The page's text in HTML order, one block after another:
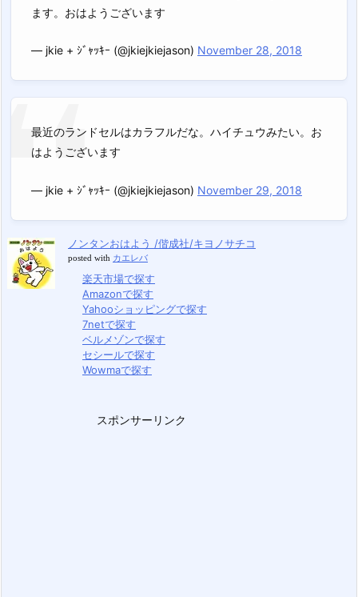
ます。おはようございます
— jkie + ｼﾞｬｯｷｰ (@jkiejkiejason) November 28, 2018
最近のランドセルはカラフルだな。ハイチュウみたい。お
はようございます
— jkie + ｼﾞｬｯｷｰ (@jkiejkiejason) November 29, 2018
ノンタンおはよう /偕成社/キヨノサチコ
posted with カエレバ
楽天市場で探す
Amazonで探す
Yahooショッピングで探す
7netで探す
ベルメゾンで探す
セシールで探す
Wowmaで探す
スポンサーリンク